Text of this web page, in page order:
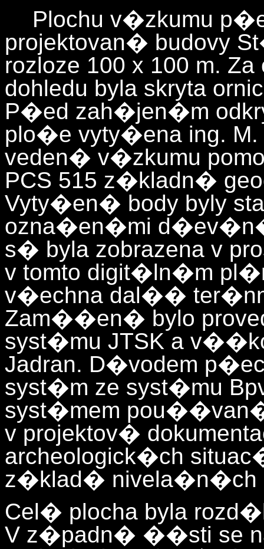
Plochu v�zkumu
projektovan� budovy
rozloze 100 x 100 m.
dohledu byla skryta
P�ed zah�jen�m
plo�e vyty�ena ing.
veden� v�zkumu
PCS 515 z�kladn�
Vyty�en� body byly
ozna�en�mi
s� byla zobrazena v
v tomto digit�ln�m
v�echna dal��
Zam��en� bylo
syst�mu JTSK a
Jadran. D�vodem
syst�m ze syst�mu
syst�mem
v projektov�
archeologick�ch
z�klad� nivela�n�ch
Cel� plocha byla
V z�padn� ��sti se